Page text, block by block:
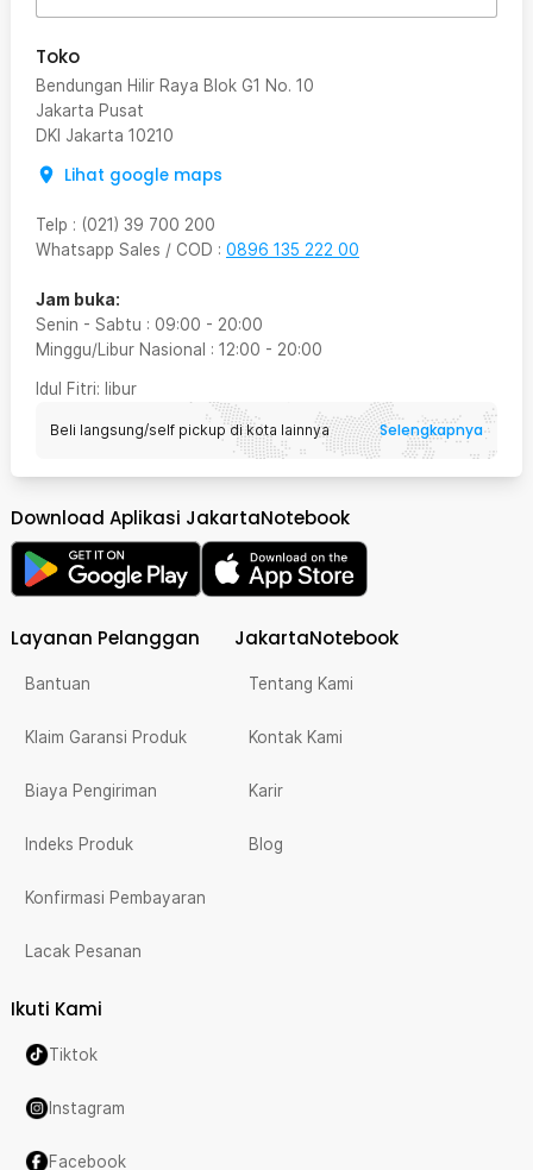
Toko
Bendungan Hilir Raya Blok G1 No. 10
Jakarta Pusat
DKI Jakarta 10210
Lihat google maps
Telp : (021) 39 700 200
Whatsapp Sales / COD : 0896 135 222 00
Jam buka:
Senin - Sabtu : 09:00 - 20:00
Minggu/Libur Nasional : 12:00 - 20:00
Idul Fitri: libur
Beli langsung/self pickup di kota lainnya Selengkapnya
Download Aplikasi JakartaNotebook
Layanan Pelanggan
Bantuan
Klaim Garansi Produk
Biaya Pengiriman
Indeks Produk
Konfirmasi Pembayaran
Lacak Pesanan
JakartaNotebook
Tentang Kami
Kontak Kami
Karir
Blog
Ikuti Kami
Tiktok
Instagram
Facebook